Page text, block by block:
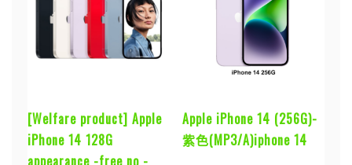
[Welfare product] Apple
iPhone 14 128G
appearance -free no -
Apple iPhone 14 (256G)-
紫色(MP3/A)iphone 14